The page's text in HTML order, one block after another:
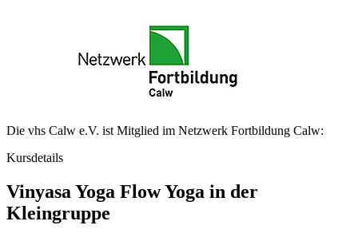
Die vhs Calw e.V. ist Mitglied im Netzwerk Fortbildung Calw:
Kursdetails
Vinyasa Yoga Flow Yoga in der
Kleingruppe